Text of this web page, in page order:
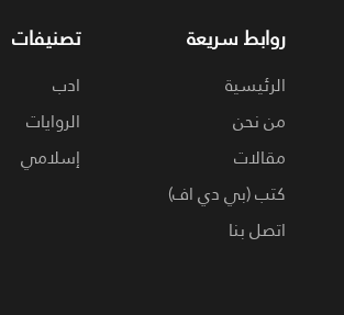
روابط سريعة
الرئيسية
من نحن
مقالات
كتب (بي دي اف)
اتصل بنا
تصنيفات
ادب
الروايات
إسلامي